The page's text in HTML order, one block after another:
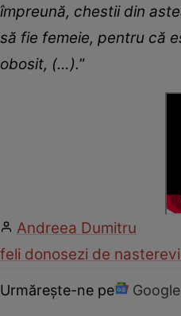
împreună, chestii din
să fie femeie, pentru că
obosit, (…).”
Andreea Dumitru
feli donosezi de nastere
Urmărește-ne pe